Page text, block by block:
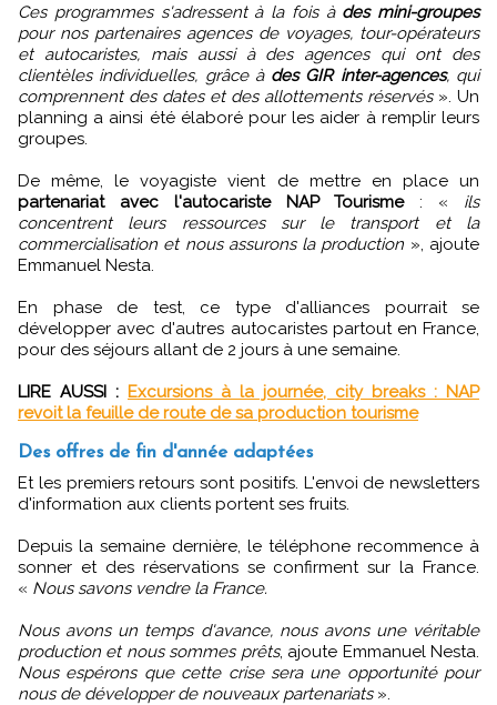
Ces programmes s'adressent à la fois à des mini-groupes
pour nos partenaires agences de voyages, tour-opérateurs
et autocaristes, mais aussi à des agences qui ont des
clientèles individuelles, grâce à des GIR inter-agences, qui
comprennent des dates et des allottements réservés». Un
planning a ainsi été élaboré pour les aider à remplir leurs
groupes.
De même, le voyagiste vient de mettre en place un
partenariat avec l'autocariste NAP Tourisme: « ils
concentrent leurs ressources sur le transport et la
commercialisation et nous assurons la production », ajoute
Emmanuel Nesta.
En phase de test, ce type d'alliances pourrait se
développer avec d'autres autocaristes partout en France,
pour des séjours allant de 2 jours à une semaine.
LIRE AUSSI : Excursions à la journée, city breaks : NAP
revoit la feuille de route de sa production tourisme
Des offres de fin d'année adaptées
Et les premiers retours sont positifs. L'envoi de newsletters
d'information aux clients portent ses fruits.
Depuis la semaine dernière, le téléphone recommence à
sonner et des réservations se confirment sur la France.
« Nous savons vendre la France.
Nous avons un temps d'avance, nous avons une véritable
production et nous sommes prêts, ajoute Emmanuel Nesta.
Nous espérons que cette crise sera une opportunité pour
nous de développer de nouveaux partenariats».